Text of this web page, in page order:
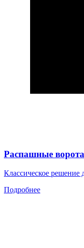
Распашные ворота
Классическое решение
Подробнее